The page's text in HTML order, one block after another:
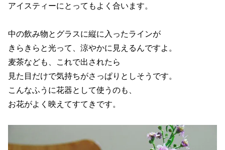
アイスティーにとってもよく合います。
中の飲み物とグラスに縦に入ったラインが
きらきらと光って、涼やかに見えるんですよ。
麦茶なども、これで出されたら
見た目だけで気持ちがさっぱりとしそうです。
こんなふうに花器として使うのも、
お花がよく映えてすてきです。